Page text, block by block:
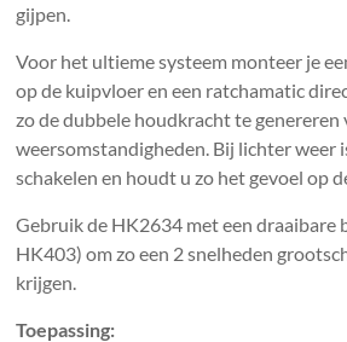
gijpen.
Voor het ultieme systeem monteer je
op de kuipvloer en een ratchamatic
zo de dubbele houdkracht te genereren
weersomstandigheden. Bij lichter weer
schakelen en houdt u zo het gevoel op
Gebruik de HK2634 met een draaibare
HK403) om zo een 2 snelheden
krijgen.
Toepassing: